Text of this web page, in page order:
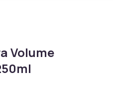
Volume